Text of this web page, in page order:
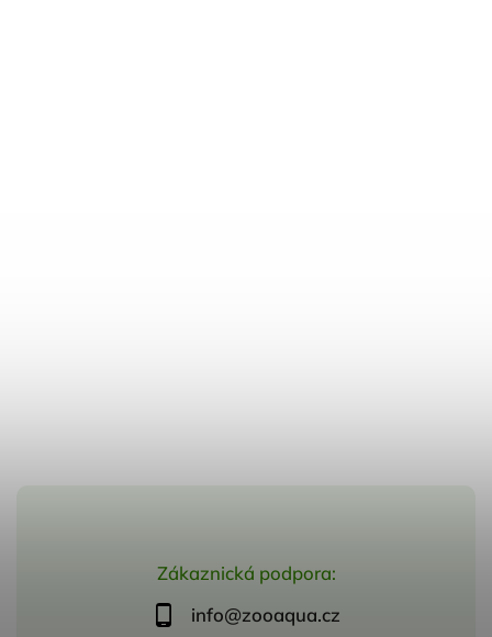
Zákaznická podpora:
info@zooaqua.cz